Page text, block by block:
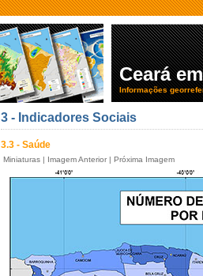
Ceará
Informações
3 - Indicadores Sociais
3.3 - Saúde
Miniaturas | Imagem Anterior | Próxima Imagem